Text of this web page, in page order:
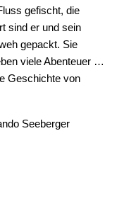
gefischt, die
sind er und sein
gepackt. Sie
viele Abenteuer …
Geschichte von
Seeberger